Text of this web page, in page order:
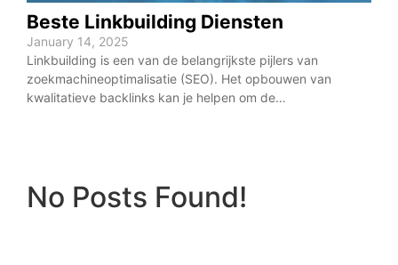
Beste Linkbuilding Diensten
January 14, 2025
Linkbuilding is een van de belangrijkste pijlers van
zoekmachineoptimalisatie (SEO). Het opbouwen van
kwalitatieve backlinks kan je helpen om de…
No Posts Found!